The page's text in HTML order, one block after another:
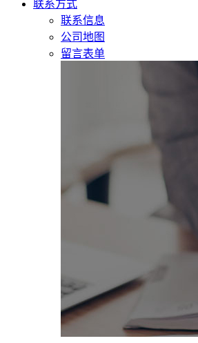
联系方式
联系信息
公司地图
留言表单